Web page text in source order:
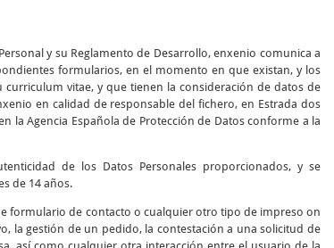
y su Reglamento de Desarrollo, enxenio comunica a
formularios, en el momento en que existan, y los
vitae, y que tienen la consideración de datos de
en calidad de responsable del fichero, en Estrada dos
la Agencia Española de Protección de Datos conforme a la
de los Datos Personales proporcionados, y se
de 14 años.
formulario de contacto o cualquier otro tipo de impreso on
la gestión de un pedido, la contestación a una solicitud de